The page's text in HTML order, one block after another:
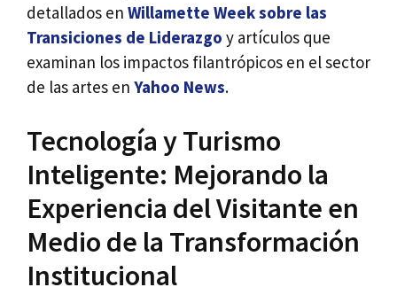
detallados en Willamette Week sobre las
Transiciones de Liderazgo y artículos que
examinan los impactos filantrópicos en el sector
de las artes en Yahoo News.
Tecnología y Turismo
Inteligente: Mejorando la
Experiencia del Visitante en
Medio de la Transformación
Institucional